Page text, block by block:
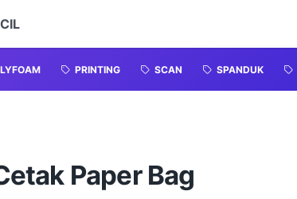
PRINTING SCAN SPANDUK
Paper Bag